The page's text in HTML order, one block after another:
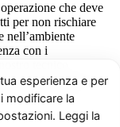
che deve
per non rischiare
nell’ambiente
con i
tecnico
servizio di pulizia e
a Vico